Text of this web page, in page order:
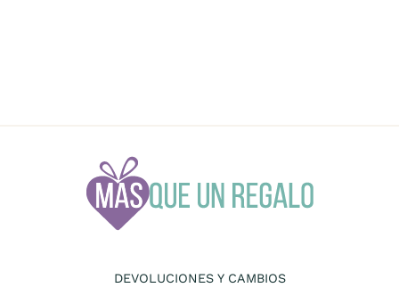
DEVOLUCIONES Y CAMBIOS